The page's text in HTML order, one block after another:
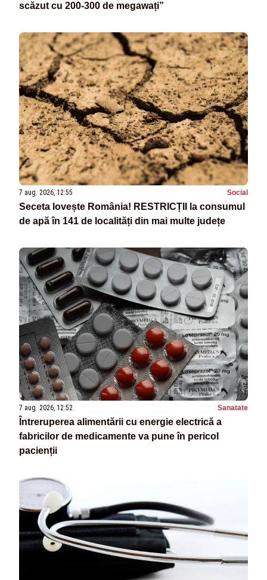
scăzut cu 200-300 de megawați”
7 aug. 2026, 12:55 Social
Seceta lovește România! RESTRICȚII la consumul
de apă în 141 de localități din mai multe județe
7 aug. 2026, 12:52 Sanatate
Întreruperea alimentării cu energie electrică a
fabricilor de medicamente va pune în pericol
pacienții